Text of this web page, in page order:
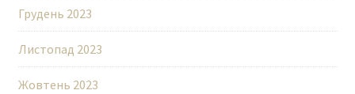
Грудень 2023
Листопад 2023
Жовтень 2023